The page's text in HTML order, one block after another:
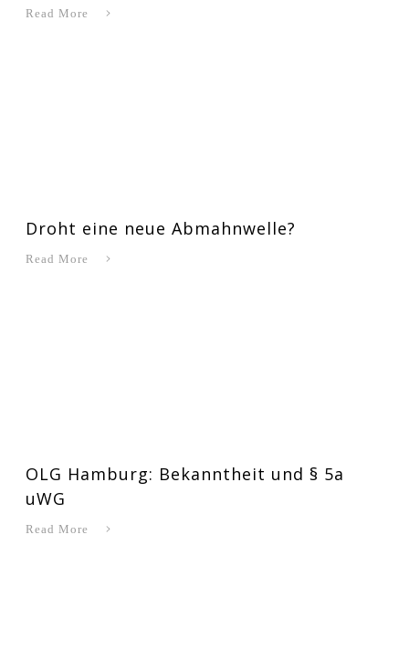
Read More
Droht eine neue Abmahnwelle?
Read More
OLG Hamburg: Bekanntheit und § 5a
uWG
Read More